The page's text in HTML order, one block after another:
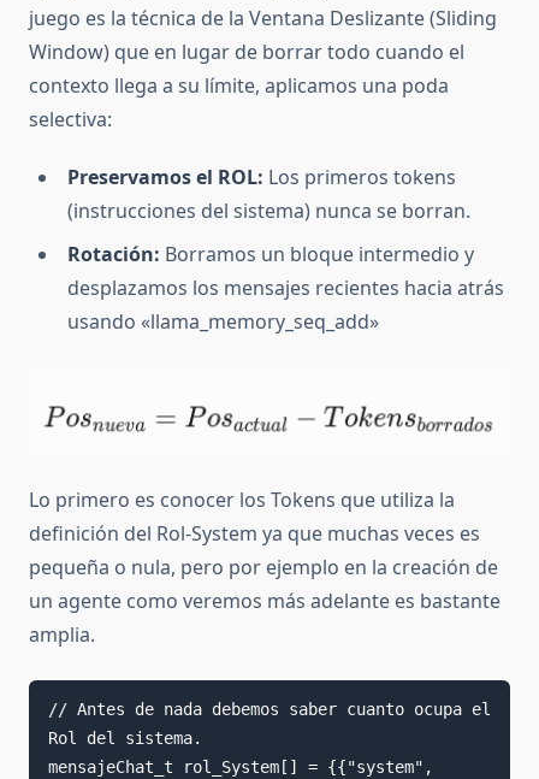
juego es la técnica de la Ventana Deslizante (Sliding
Window) que en lugar de borrar todo cuando el
contexto llega a su límite, aplicamos una poda
selectiva:
Preservamos el ROL: Los primeros tokens
(instrucciones del sistema) nunca se borran.
Rotación: Borramos un bloque intermedio y
desplazamos los mensajes recientes hacia atrás
usando «llama_memory_seq_add»
Lo primero es conocer los Tokens que utiliza la
definición del Rol-System ya que muchas veces es
pequeña o nula, pero por ejemplo en la creación de
un agente como veremos más adelante es bastante
amplia.
// Antes de nada debemos saber cuanto ocupa el
Rol del sistema.
mensajeChat_t rol_System[] = {{"system",